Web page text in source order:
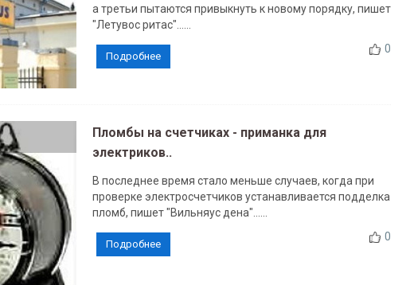
а третьи пытаются привыкнуть к новому порядку, пишет
"Летувос ритас"......
0
Подробнее
Пломбы на счетчиках - приманка для
электриков..
В последнее время стало меньше случаев, когда при
проверке электросчетчиков устанавливается подделка
пломб, пишет "Вильняус дена"......
0
Подробнее